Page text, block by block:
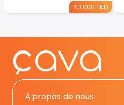
40.000 TND
À propos de nous